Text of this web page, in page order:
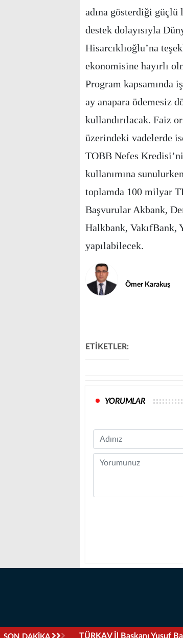
adına gösterdiği
destek dolayısıyla
Hisarcıklıoğlu’na
ekonomisine hayırlı
Program
ay anapara ödemesiz
kullandırılacak. Faiz
üzerindeki vadelerde
TOBB Nefes
kullanımına
toplamda 100 milyar
Başvurular Akbank,
Halkbank, VakıfBank,
yapılabilecek.
Ömer Karakuş
ETİKETLER:
YORUMLAR
Name
Comment
Ceylanpınar’da “Yeni Sufra